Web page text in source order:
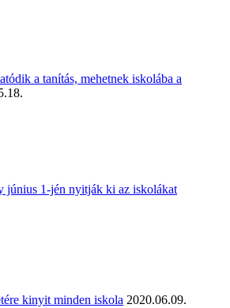
a tanítás, mehetnek iskolába a
június 1-jén nyitják ki az iskolákat
kinyit minden iskola 2020.06.09.